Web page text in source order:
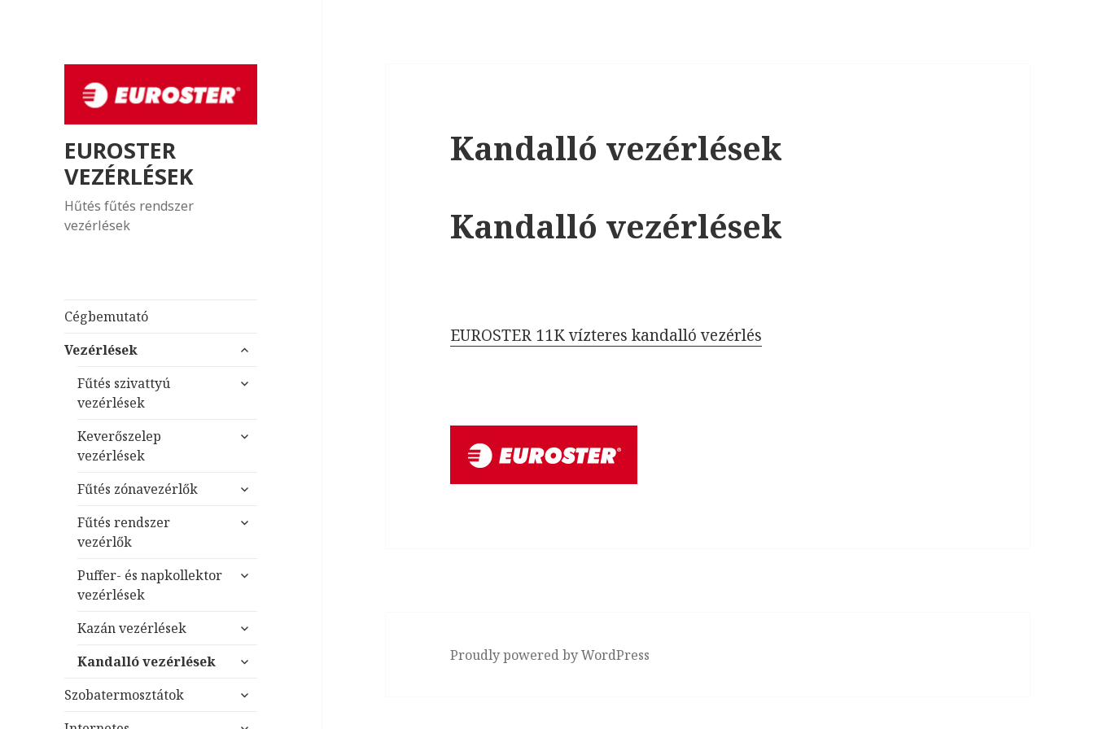
EUROSTER
VEZÉRLÉSEK
Hűtés fűtés rendszer
vezérlések
Cégbemutató
Vezérlések
almenü
Fűtés szivattyú
vezérlések
almenü
Keverőszelep
vezérlések
almenü
Fűtés zónavezérlők
almenü
Fűtés rendszer
vezérlők
almenü
Puffer- és napkollektor
vezérlések
almenü
Kazán vezérlések
almenü
Kandalló vezérlések
almenü
Szobatermosztátok
almenü
almenü
Kandalló vezérlések
Kandalló vezérlések
EUROSTER 11K vízteres kandalló vezérlés
Proudly powered by WordPress